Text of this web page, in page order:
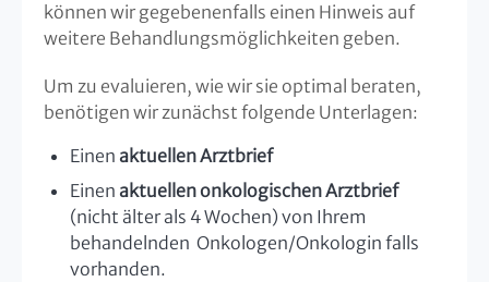
können wir gegebenenfalls einen Hinweis auf
weitere Behandlungsmöglichkeiten geben.
Um zu evaluieren, wie wir sie optimal beraten,
benötigen wir zunächst folgende Unterlagen:
Einen aktuellen Arztbrief
Einen aktuellen onkologischen Arztbrief
(nicht älter als 4 Wochen) von Ihrem
behandelnden Onkologen/Onkologin falls
vorhanden.